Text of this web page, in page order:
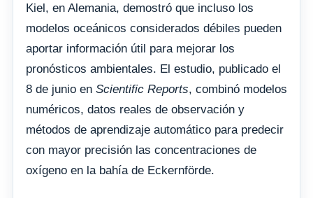
Kiel, en Alemania, demostró que incluso los
modelos oceánicos considerados débiles pueden
aportar información útil para mejorar los
pronósticos ambientales. El estudio, publicado el
8 de junio en Scientific Reports, combinó modelos
numéricos, datos reales de observación y
métodos de aprendizaje automático para predecir
con mayor precisión las concentraciones de
oxígeno en la bahía de Eckernförde.